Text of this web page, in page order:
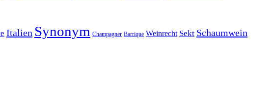
Italien Synonym Champagner Barrique Weinrecht Sekt Schaumwein